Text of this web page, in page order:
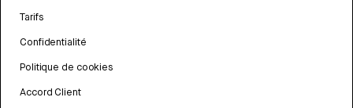
Tarifs
Confidentialité
Politique de cookies
Accord Client